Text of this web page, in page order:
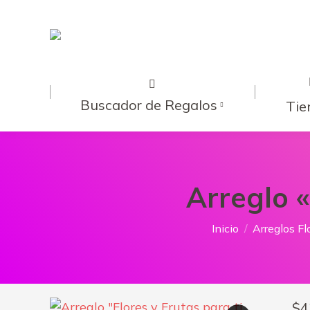
Buscador de Regalos
Arreglo
Estás aquí:
Inicio Arreglos